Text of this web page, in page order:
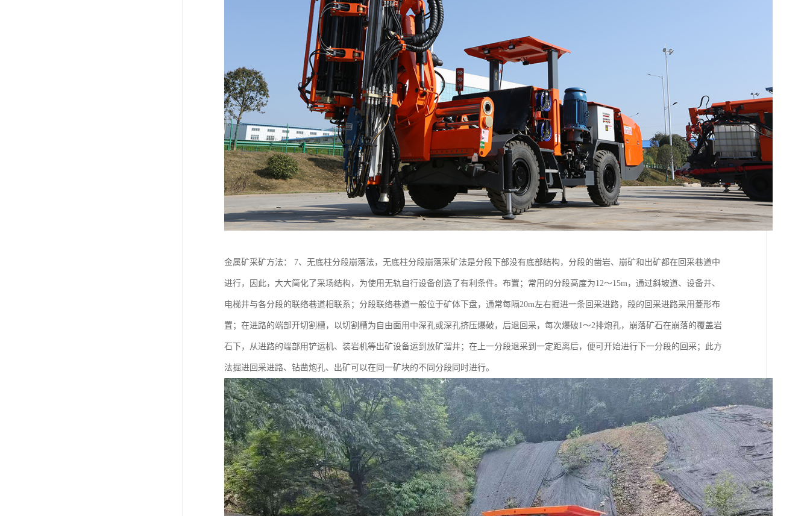
金属矿采矿方法： 7、无底柱分段崩落法，无底柱分段崩落采矿法是分段下部没有底部结构，分段的凿岩、崩矿和出矿都在回采巷道中
进行，因此，大大简化了采场结构，为使用无轨自行设备创造了有利条件。布置；常用的分段高度为12～15m，通过斜坡道、设备井、
电梯井与各分段的联络巷道相联系；分段联络巷道一般位于矿体下盘，通常每隔20m左右掘进一条回采进路，段的回采进路采用菱形布
置；在进路的端部开切割槽，以切割槽为自由面用中深孔或深孔挤压爆破，后退回采，每次爆破1～2排炮孔，崩落矿石在崩落的覆盖岩
石下，从进路的端部用铲运机、装岩机等出矿设备运到放矿溜井；在上一分段退采到一定距离后，便可开始进行下一分段的回采；此方
法掘进回采进路、钻凿炮孔、出矿可以在同一矿块的不同分段同时进行。